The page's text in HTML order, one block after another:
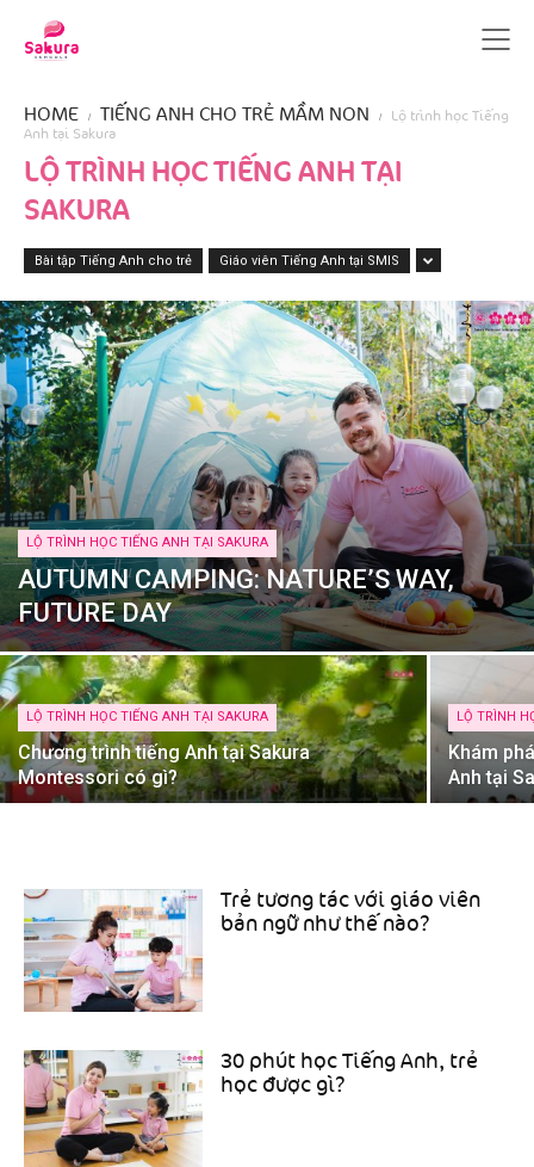
HOME TIẾNG ANH CHO TRẺ MẦM NON
Lộ trình học Tiếng
Anh tại Sakura
LỘ TRÌNH HỌC TIẾNG ANH TẠI
SAKURA
Bài tập Tiếng Anh cho trẻ Giáo viên Tiếng Anh tại SMIS
LỘ TRÌNH HỌC TIẾNG ANH TẠI SAKURA
AUTUMN CAMPING: NATURE’S WAY,
FUTURE DAY
LỘ TRÌNH HỌC TIẾNG ANH TẠI SAKURA
Chương trình tiếng Anh tại Sakura
Montessori có gì?
LỘ TRÌNH
Khám
Anh tại
Trẻ tương tác với giáo viên
bản ngữ như thế nào?
30 phút học Tiếng Anh, trẻ
học được gì?